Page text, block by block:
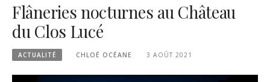
Flâneries nocturnes au Château
du Clos Lucé
ACTUALITÉ CHLOÉ OCÉANE 3 AOÛT 2021